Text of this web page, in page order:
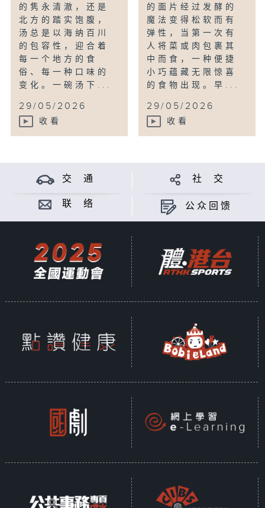
的隽永清澈，还是
北方的踏实饱腹，
汤总是以海纳百川
的包容性，迎合着
每一个地方的食
俗、每一种口味的
变化。一碗汤下...
29/05/2026
收看
的面片经过发酵的
魔法变得松软而有
弹性，当第一次有
人将菜或肉包裹其
中而食，一种便捷
小巧蕴藏无限惊喜
的食物出现。早...
29/05/2026
收看
交 通 社 交
联 络 公众回馈